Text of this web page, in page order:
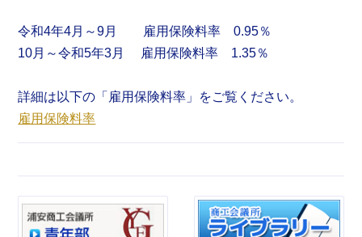
令和4年4月～9月 雇用保険料率 0.95％
10月～令和5年3月 雇用保険料率 1.35％
詳細は以下の「雇用保険料率」をご覧ください。
雇用保険料率